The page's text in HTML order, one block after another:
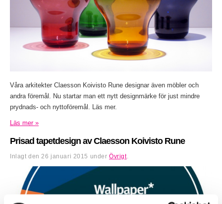
Våra arkitekter Claesson Koivisto Rune designar även möbler och
andra föremål. Nu startar man ett nytt designmärke för just mindre
prydnads- och nyttoföremål. Läs mer.
Läs mer »
Prisad tapetdesign av Claesson Koivisto Rune
Inlagt den 26 januari 2015 underÖvrigt.